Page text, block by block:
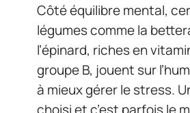
Côté équilibre mental,
légumes comme la
l’épinard, riches en
groupe B, jouent sur
à mieux gérer le stress.
choisi et c’est parfois le